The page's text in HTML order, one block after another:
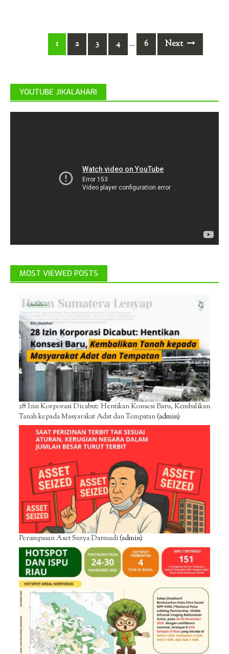
navigation
1 2 3 4 … 6 Next
YOUTUBE JIKALAHARI
MOST VIEWED POSTS
28 Izin Korporasi Dicabut: Hentikan Konsesi Baru, Kembalikan
Tanah kepada Masyarakat Adat dan Tempatan(admin)
Perampasan Aset Surya Darmadi(admin)